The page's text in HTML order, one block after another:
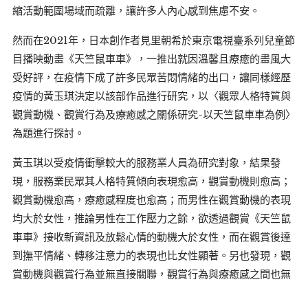
縮活動範圍場域而疏離，讓許多人內心感到焦慮不安。
然而在2021年，日本創作者見里朝希於東京電視臺系列兒童節
目播映動畫《天竺鼠車車》，一推出就因溫馨且療癒的畫風大
受好評，在疫情下成了許多民眾苦悶情緒的出口，讓同樣經歷
疫情的黃玉琪決定以該部作品進行研究，以〈觀眾人格特質與
觀賞動機、觀賞行為及療癒感之關係研究-以天竺鼠車車為例〉
為題進行探討。
黃玉琪以受疫情衝擊較大的服務業人員為研究對象，結果發
現，服務業民眾其人格特質傾向表現愈高，觀賞動機則愈高；
觀賞動機愈高，療癒感程度也愈高；而男性在觀賞動機的表現
均大於女性，推論男性在工作壓力之餘，欲透過觀賞《天竺鼠
車車》接收新資訊及放鬆心情的動機大於女性，而在觀賞後達
到撫平情緒、轉移注意力的表現也比女性顯著。另也發現，觀
賞動機與觀賞行為並無直接關聯，觀賞行為與療癒感之間也無